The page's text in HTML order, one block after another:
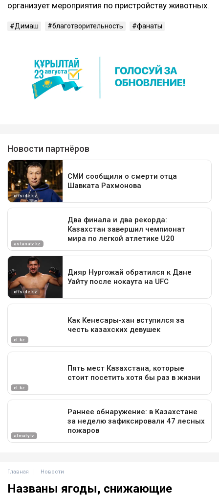
организует мероприятия по пристройству животных.
Димаш благотворительность фанаты
Главная Новости
Названы ягоды, снижающие